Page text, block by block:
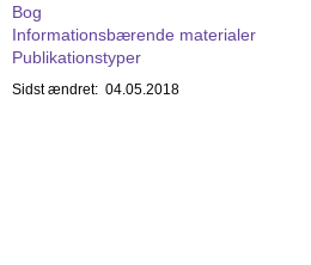
Bog
Informationsbærende materialer
Publikationstyper
Sidst ændret: 04.05.2018